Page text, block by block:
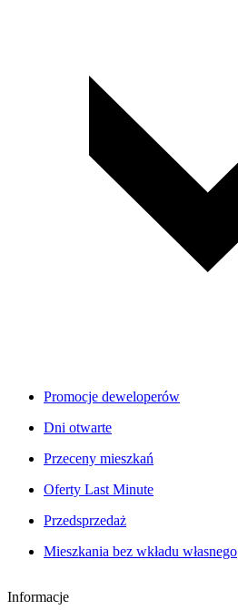
Promocje deweloperów
Dni otwarte
Przeceny mieszkań
Oferty Last Minute
Przedsprzedaż
Mieszkania bez wkładu własnego
Informacje